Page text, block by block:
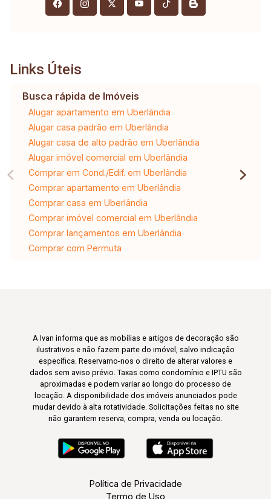
Links Úteis
Busca rápida de Imóveis
Alugar apartamento em Uberlândia
Alugar casa padrão em Uberlândia
Alugar casa de alto padrão em Uberlândia
Alugar imóvel comercial em Uberlândia
Comprar em Cond./Edif. em Uberlândia
Comprar apartamento em Uberlândia
Comprar casa em Uberlândia
Comprar imóvel comercial em Uberlândia
Comprar lançamentos em Uberlândia
Comprar com Permuta
A Ivan informa que as mobílias e artigos de decoração são
ilustrativos e não fazem parte do imóvel, salvo indicação
específica. Reservamo-nos o direito de alterar valores e
dados sem aviso prévio. Taxas como condomínio e IPTU são
aproximadas e podem variar ao longo do processo de
locação. A disponibilidade dos imóveis anunciados pode
mudar devido à alta rotatividade. Solicitações feitas no site
não garantem reserva, compra, venda ou locação.
Política de Privacidade
Termo de Uso